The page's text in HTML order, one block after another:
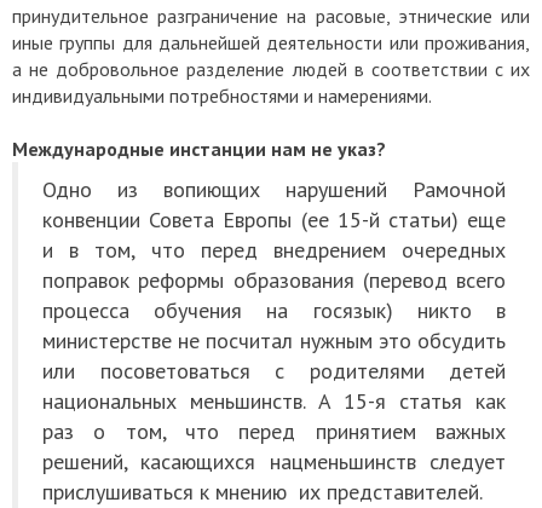
принудительное разграничение на расовые, этнические или
иные группы для дальнейшей деятельности или проживания,
а не добровольное разделение людей в соответствии с их
индивидуальными потребностями и намерениями.
Международные инстанции нам не указ?
Одно из вопиющих нарушений Рамочной
конвенции Совета Европы (ее 15-й статьи) еще
и в том, что перед внедрением очередных
поправок реформы образования (перевод всего
процесса обучения на госязык) никто в
министерстве не посчитал нужным это обсудить
или посоветоваться с родителями детей
национальных меньшинств. А 15-я статья как
раз о том, что перед принятием важных
решений, касающихся нацменьшинств следует
прислушиваться к мнению их представителей.